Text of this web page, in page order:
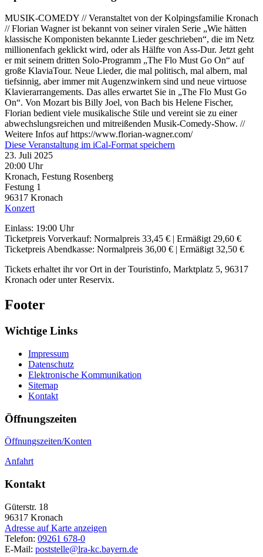
MUSIK-COMEDY // Veranstaltet von der Kolpingsfamilie Kronach
// Florian Wagner ist bekannt von seiner viralen Serie „Wie hätten
klassische Komponisten bekannte Lieder geschrieben“, die im Netz
millionenfach geklickt wird, oder als Hälfte von Ass-Dur. Jetzt geht
er mit seinem dritten Solo-Programm „The Flo Must Go On“ auf
große KlaviaTour. Neue Lieder, die mal politisch, mal albern, mal
tiefsinnig, aber immer mit Augenzwinkern sind und neue virtuose
Klavierarrangements. Das alles erwartet Sie in „The Flo Must Go
On“. Von Mozart bis Billy Joel, von Bach bis Helene Fischer,
Florian bedient viele musikalische Stile und vereint sie zu einer
abwechslungsreichen und mitreißenden Musik-Comedy-Show. //
Weitere Infos auf https://www.florian-wagner.com/
Diese Veranstaltung im iCal-Format speichern
23. Juli 2025
20:00 Uhr
Kronach, Festung Rosenberg
Festung 1
96317 Kronach
Konzert
Einlass: 19:00 Uhr
Ticketpreis Vorverkauf: Normalpreis 33,45 € | Ermäßigt 29,60 €
Ticketpreis Abendkasse: Normalpreis 36,00 € | Ermäßigt 32,50 €
Tickets erhaltet ihr vor Ort in der Touristinfo, Marktplatz 5, 96317
Kronach oder unter Reservix.
Footer
Wichtige Links
Impressum
Datenschutz
Elektronische Kommunikation
Sitemap
Kontakt
Öffnungszeiten
Öffnungszeiten/Konten
Anfahrt
Kontakt
Güterstr. 18
96317 Kronach
Adresse auf Karte anzeigen
Telefon: 09261 678-0
E-Mail: poststelle@lra-kc.bayern.de